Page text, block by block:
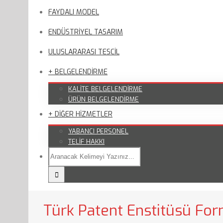
FAYDALI MODEL
ENDÜSTRİYEL TASARIM
ULUSLARARASI TESCİL
+ BELGELENDİRME
KALİTE BELGELENDİRME
ÜRÜN BELGELENDİRME
+ DİĞER HİZMETLER
YABANCI PERSONEL
TELİF HAKKI
Türk Patent Enstitüsü